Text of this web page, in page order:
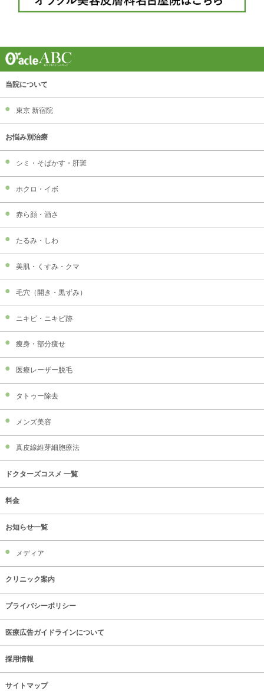
当院について
東京 新宿院
お悩み別治療
シミ・そばかす・肝斑
ホクロ・イボ
赤ら顔・酒さ
たるみ・しわ
美肌・くすみ・クマ
毛穴（開き・黒ずみ）
ニキビ・ニキビ跡
痩身・部分痩せ
医療レーザー脱毛
タトゥー除去
メンズ美容
真皮線維芽細胞療法
ドクターズコスメ 一覧
料金
お知らせ一覧
メディア
クリニック案内
プライバシーポリシー
医療広告ガイドラインについて
採用情報
サイトマップ